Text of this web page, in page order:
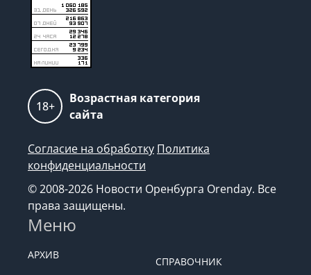
18+
Возрастная категория
сайта
Согласие на обработку Политика
конфиденциальности
© 2008-2026 Новости Оренбурга Orenday. Все
права защищены.
Меню
АРХИВ
СПРАВОЧНИК